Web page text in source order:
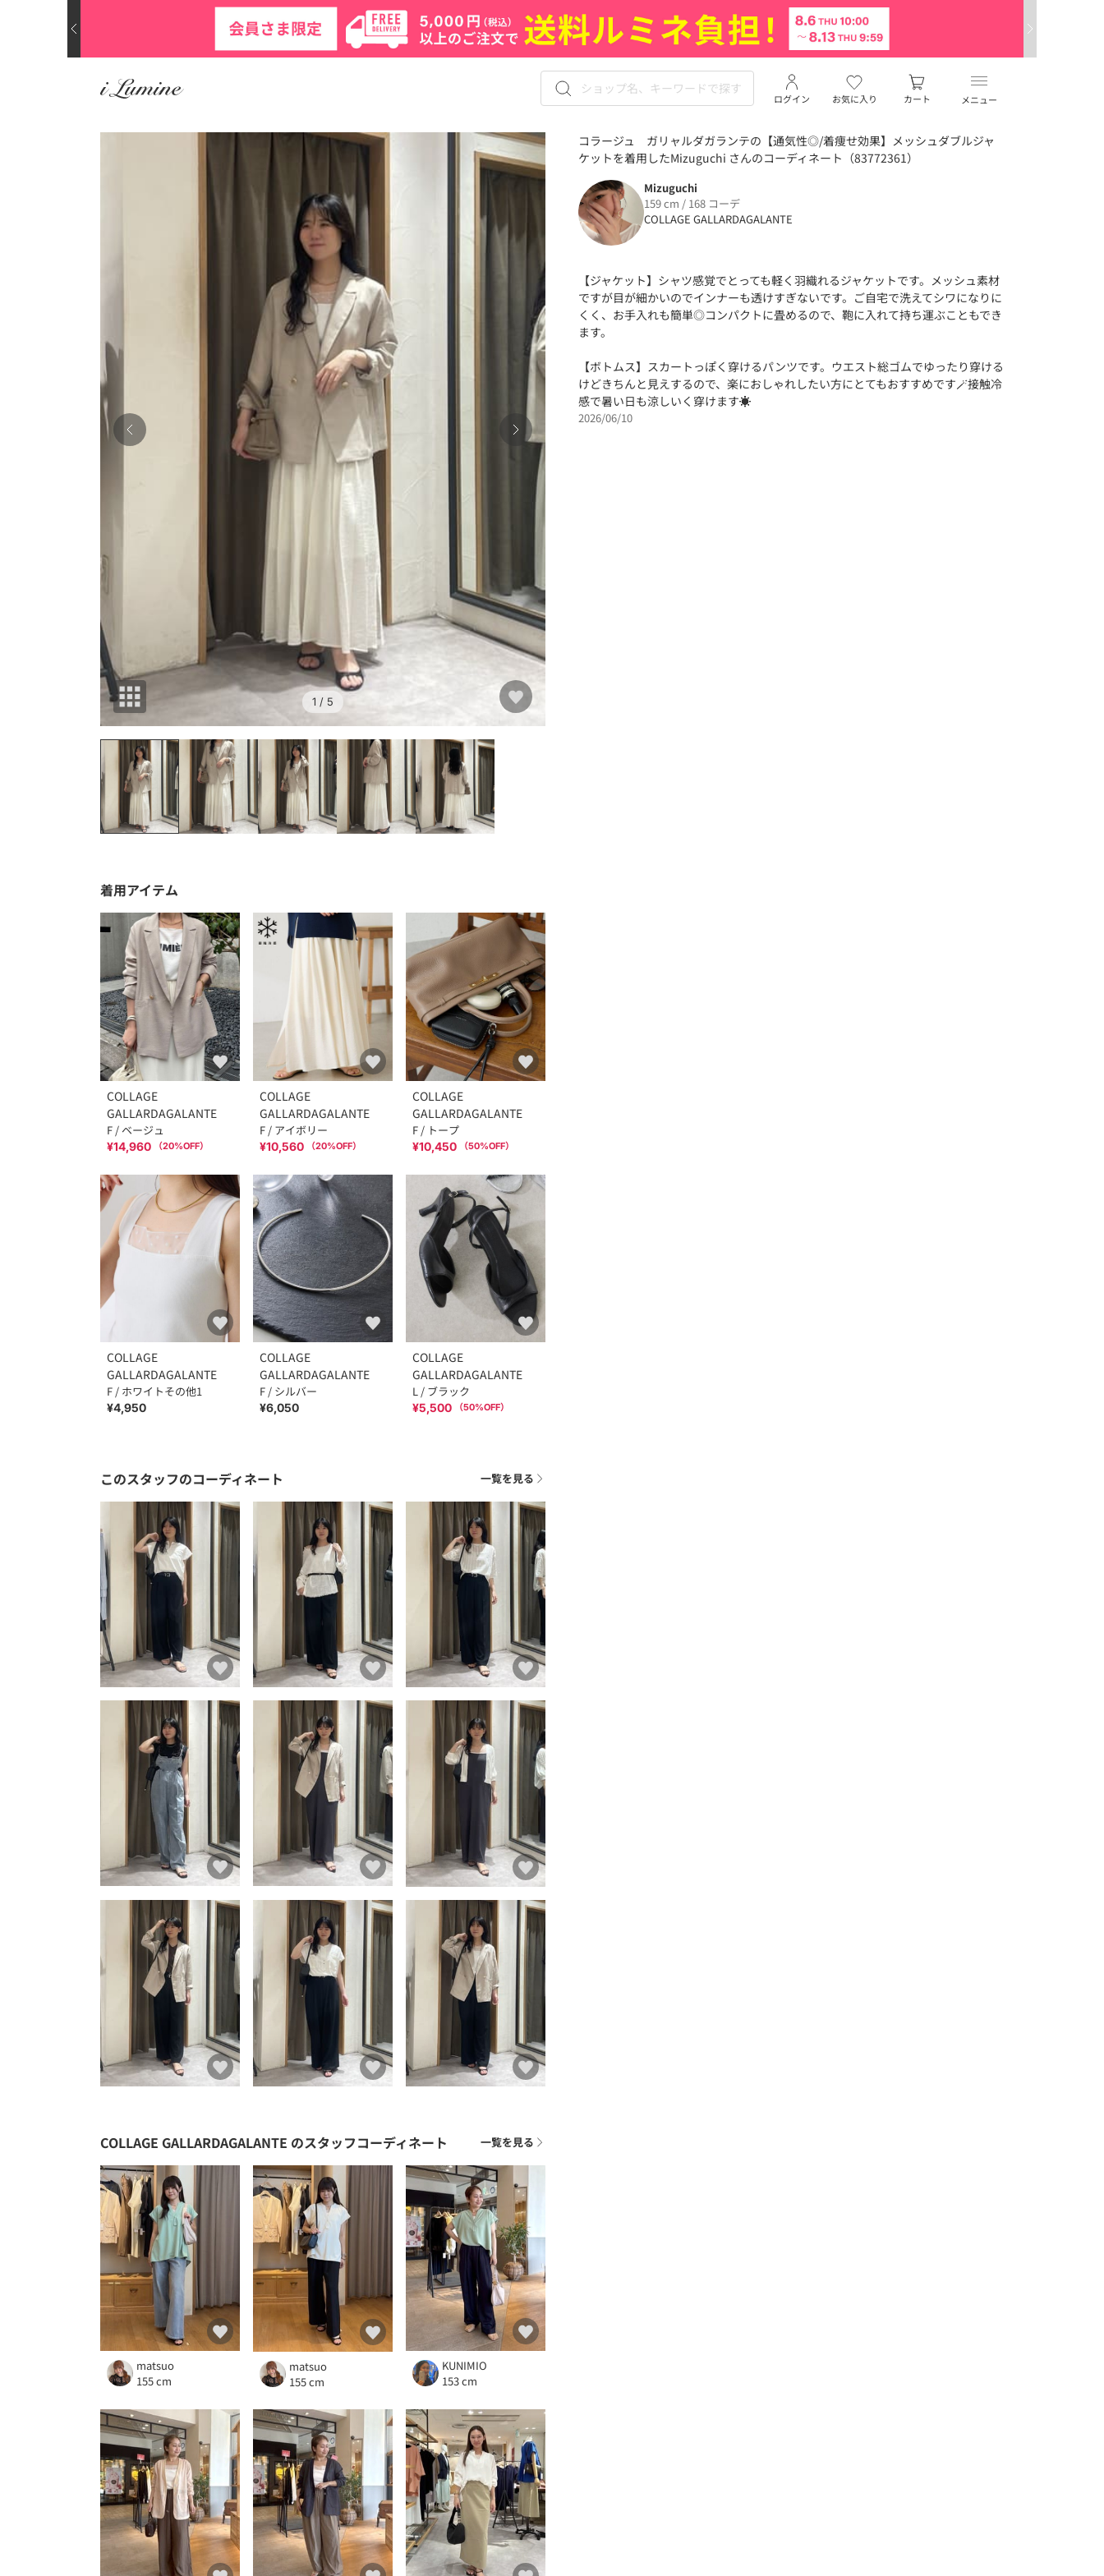
メニュー
お気に入り
ログイン カート
1 / 5
コラージュ ガリャルダガランテの【通気性◎/着痩せ効果】メッシュダブルジャ
ケットを着用したMizuguchi さんのコーディネート（83772361）
Mizuguchi
159 cm / 168 コーデ
COLLAGE GALLARDAGALANTE
【ジャケット】シャツ感覚でとっても軽く羽織れるジャケットです。メッシュ素材
ですが目が細かいのでインナーも透けすぎないです。ご自宅で洗えてシワになりに
くく、お手入れも簡単◎コンパクトに畳めるので、鞄に入れて持ち運ぶこともでき
ます。
【ボトムス】スカートっぽく穿けるパンツです。ウエスト総ゴムでゆったり穿ける
けどきちんと見えするので、楽におしゃれしたい方にとてもおすすめです🪄接触冷
感で暑い日も涼しいく穿けます☀️
2026/06/10
着用アイテム
COLLAGE
GALLARDAGALANTE
F / ベージュ
¥14,960 （20%OFF）
COLLAGE
GALLARDAGALANTE
F / アイボリー
¥10,560 （20%OFF）
COLLAGE
GALLARDAGALANTE
F / トープ
¥10,450 （50%OFF）
COLLAGE
GALLARDAGALANTE
F / ホワイトその他1
¥4,950
COLLAGE
GALLARDAGALANTE
F / シルバー
¥6,050
COLLAGE
GALLARDAGALANTE
L / ブラック
¥5,500 （50%OFF）
このスタッフのコーディネート 一覧を見る
COLLAGE GALLARDAGALANTE のスタッフコーディネート 一覧を見る
matsuo
155 cm
matsuo
155 cm
KUNIMIO
153 cm